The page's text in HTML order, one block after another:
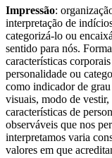
artigos
Impressão:
interpretação de
categorizá-lo ou
sentido para nós.
características
personalidade ou
como indicador de
visuais, modo de
características de
observáveis que nos
interpretamos varia
valores em que